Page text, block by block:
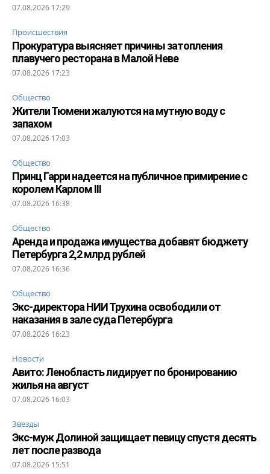
07.08.2026 17:29
Происшествия
Прокуратура выясняет причины затопления
плавучего ресторана в Малой Неве
07.08.2026 17:23
Общество
Жители Тюмени жалуются на мутную воду с
запахом
07.08.2026 17:03
Общество
Принц Гарри надеется на публичное примирение с
королем Карлом III
07.08.2026 16:38
Общество
Аренда и продажа имущества добавят бюджету
Петербурга 2,2 млрд рублей
07.08.2026 16:36
Общество
Экс-директора НИИ Трухина освободили от
наказания в зале суда Петербурга
07.08.2026 16:23
Новости
Авито: Ленобласть лидирует по бронированию
жилья на август
07.08.2026 16:03
Звезды
Экс-муж Долиной защищает певицу спустя десять
лет после развода
07.08.2026 15:51